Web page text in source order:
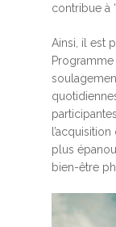
contribue à
Ainsi, il est
plus
bien-être